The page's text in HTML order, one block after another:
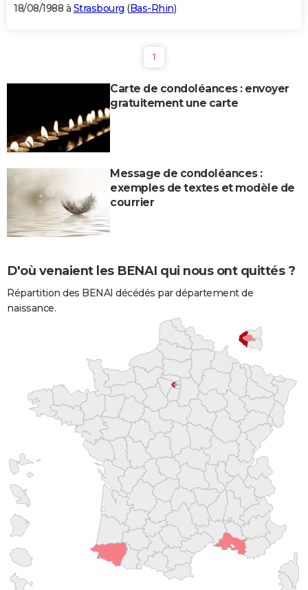
18/08/1988 à Strasbourg (Bas-Rhin)
1
Carte de condoléances : envoyer
gratuitement une carte
Message de condoléances :
exemples de textes et modèle de
courrier
D'où venaient les BENAI qui nous ont quittés ?
Répartition des BENAI décédés par département de
naissance.